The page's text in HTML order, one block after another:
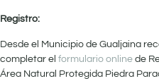
Registro:
Desde el Municipio de Gualjaina
completar el formulario online de
Área Natural Protegida Piedra